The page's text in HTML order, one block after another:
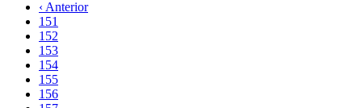
Paginación
página
Página
anterior
‹ Anterior
Page
151
Page
152
Page
153
Page
154
Page
155
Page
156